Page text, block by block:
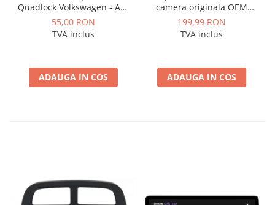
Quadlock Volkswagen - AD-
ISOVW
55,00 RON
TVA inclus
ADAUGA IN COS
camera originala OEM
marca VAG Volkswagen,
Skoda - AD-BGCWCOEM
199,99 RON
TVA inclus
ADAUGA IN COS